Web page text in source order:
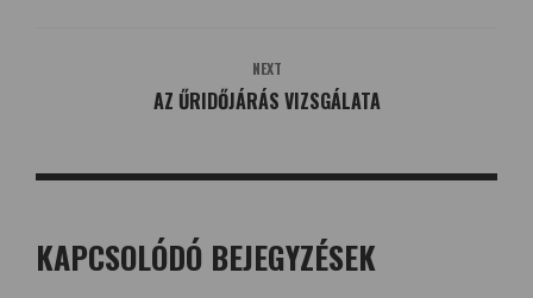
NEXT
AZ ŰRIDŐJÁRÁS VIZSGÁLATA
KAPCSOLÓDÓ BEJEGYZÉSEK